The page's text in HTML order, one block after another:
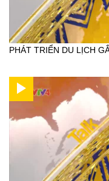
PHÁT TRIỂN DU LỊCH